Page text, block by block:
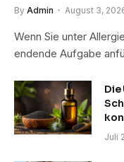
By Admin August 3,
Wenn Sie unter
endende Aufgabe
Juli